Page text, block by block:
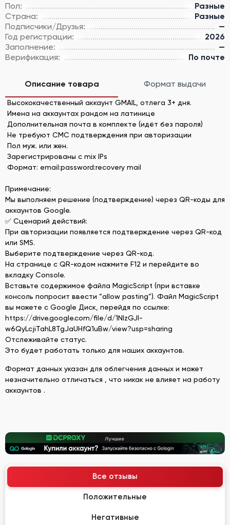
Пол:
Разные
Страна:
Разные
Подписчики/Друзья:
—
Год регистрации:
2026
Заполнение:
—
Верификация:
По почте
Описание товара Формат выдачи
Высококачественный аккаунт GMAIL, отлега 3+ дня.
Имена на аккаунтах рандом на латинице
Дополнительная почта в комплекте (идёт без пароля)
Не требуют СМС подтверждения при авторизации
Пол муж. или жен.
Зарегистрированы с mix IPs
Формат: email:password:recovery mail
Примечание:
Мы выполняем решение (подтверждение) через QR-коды для
аккаунтов Google.
✅ Сценарий действий:
При авторизации появляется подтверждение через QR-код
или SMS.
Выберите подтверждение через QR-код.
На странице с QR-кодом нажмите F12 и перейдите во
вкладку Console.
Вставьте содержимое файла MagicScript (при вставке
консоль попросит ввести “allow pasting”). Файл MagicScript
вы можете с Google Диск, перейдя по ссылке:
https://drive.google.com/file/d/1NlzGJI-
w6QyLcjiTahL8TgJaUHfQ1uBw/view?usp=sharing
Отслеживайте статус.
Это будет работать только для наших аккаунтов.
Формат данных указан для облегчения данных и может
незначительно отличаться , что никак не влияет на работу
аккаунтов .
Все отзывы
Положительные
Негативные